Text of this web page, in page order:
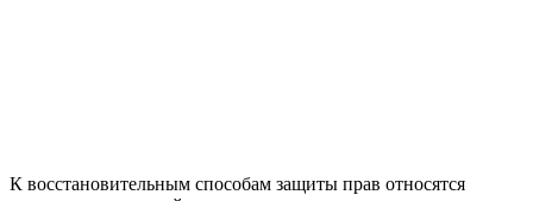
К восстановительным способам защиты прав относятся